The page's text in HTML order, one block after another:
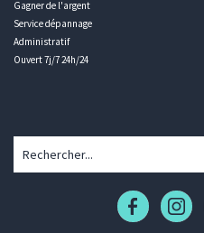
Gagner de l'argent
Service dépannage
Administratif
Ouvert 7j/7 24h/24